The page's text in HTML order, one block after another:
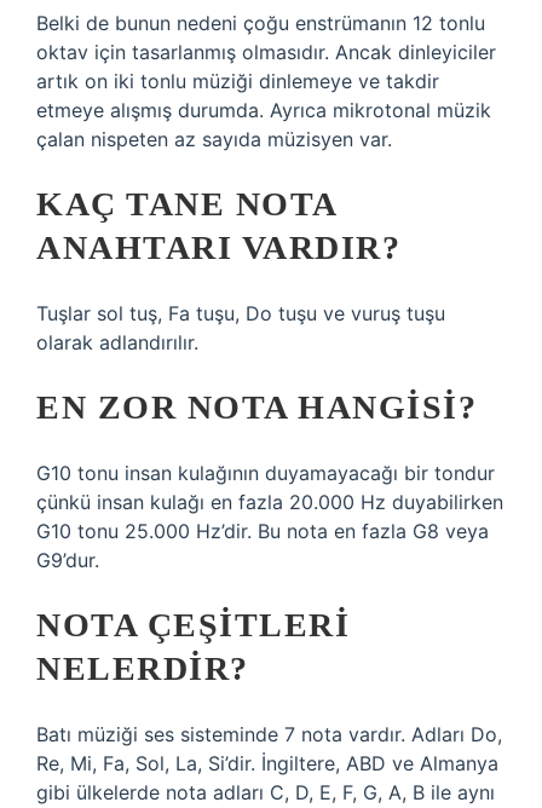
Belki de bunun nedeni çoğu enstrümanın 12 tonlu
oktav için tasarlanmış olmasıdır. Ancak dinleyiciler
artık on iki tonlu müziği dinlemeye ve takdir
etmeye alışmış durumda. Ayrıca mikrotonal müzik
çalan nispeten az sayıda müzisyen var.
KAÇ TANE NOTA
ANAHTARI VARDIR?
Tuşlar sol tuş, Fa tuşu, Do tuşu ve vuruş tuşu
olarak adlandırılır.
EN ZOR NOTA HANGISI?
G10 tonu insan kulağının duyamayacağı bir tondur
çünkü insan kulağı en fazla 20.000 Hz duyabilirken
G10 tonu 25.000 Hz’dir. Bu nota en fazla G8 veya
G9’dur.
NOTA ÇEŞITLERI
NELERDIR?
Batı müziği ses sisteminde 7 nota vardır. Adları Do,
Re, Mi, Fa, Sol, La, Si’dir. İngiltere, ABD ve Almanya
gibi ülkelerde nota adları C, D, E, F, G, A, B ile aynı